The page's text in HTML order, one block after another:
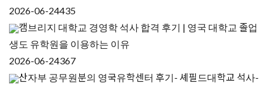
2026-06-24435
캠브리지 대학교 경영학 석사 합격 후기 | 영국 대학교 졸업
생도 유학원을 이용하는 이유
2026-06-24367
산자부 공무원분의 영국유학센터 후기- 셰필드대학교 석사-